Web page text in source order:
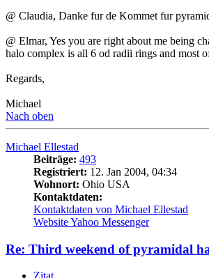
@ Claudia, Danke fur de Kommet fur
@ Elmar, Yes you are right about me being
halo complex is all 6 od radii rings and most
Regards,
Michael
Nach oben
Michael Ellestad
Beiträge: 493
Registriert: 12. Jan 2004, 04:34
Wohnort: Ohio USA
Kontaktdaten:
Kontaktdaten von Michael Ellestad
WebsiteYahoo Messenger
Re: Third weekend of pyramidal